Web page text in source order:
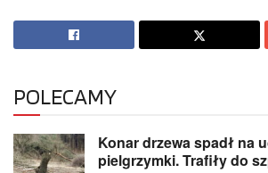
POLECAMY
Konar drzewa spadł na
pielgrzymki. Trafiły do